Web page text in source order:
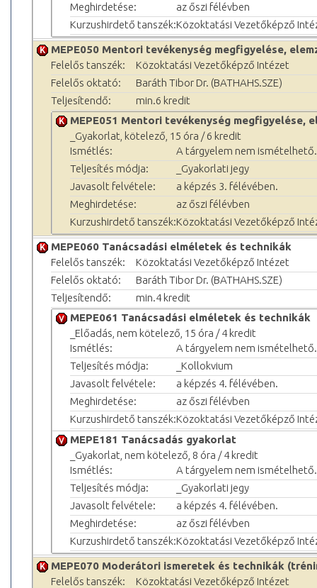
Meghirdetése:
az őszi félévben
Kurzushirdető tanszék:Közoktatási Vezetőképző
MEPE050 Mentori tevékenység megfigyelése,
Felelős tanszék:
Közoktatási Vezetőképző Intézet
Felelős oktató:
Baráth Tibor Dr. (BATHAHS.SZE)
Teljesítendő:
min.6 kredit
MEPE051 Mentori tevékenység
_Gyakorlat, kötelező, 15 óra / 6 kredit
Ismétlés:
A tárgyelem nem ismételhető.
Teljesítés módja:
_Gyakorlati jegy
Javasolt felvétele:
a képzés 3. félévében.
Meghirdetése:
az őszi félévben
Kurzushirdető tanszék:Közoktatási Vezetőképző
MEPE060 Tanácsadási elméletek és technikák
Felelős tanszék:
Közoktatási Vezetőképző Intézet
Felelős oktató:
Baráth Tibor Dr. (BATHAHS.SZE)
Teljesítendő:
min.4 kredit
MEPE061 Tanácsadási elméletek és technikák
_Előadás, nem kötelező, 15 óra / 4 kredit
Ismétlés:
A tárgyelem nem ismételhető.
Teljesítés módja:
_Kollokvium
Javasolt felvétele:
a képzés 4. félévében.
Meghirdetése:
az őszi félévben
Kurzushirdető tanszék:Közoktatási Vezetőképző
MEPE181 Tanácsadás gyakorlat
_Gyakorlat, nem kötelező, 8 óra / 4 kredit
Ismétlés:
A tárgyelem nem ismételhető.
Teljesítés módja:
_Gyakorlati jegy
Javasolt felvétele:
a képzés 4. félévében.
Meghirdetése:
az őszi félévben
Kurzushirdető tanszék:Közoktatási Vezetőképző
MEPE070 Moderátori ismeretek és technikák
Felelős tanszék:
Közoktatási Vezetőképző Intézet